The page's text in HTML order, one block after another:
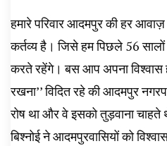
हमारे परिवार आदमपुर की हर आवाज़
कर्तव्य है। जिसे हम पिछले 56
करते रहेंगे। बस आप अपना विश्वास
रखना’’ विदित रहे की आदमपुर
रोष था और वे इसको तुड़वाना चाहते
बिश्नोई ने आदमपुरवासियों को